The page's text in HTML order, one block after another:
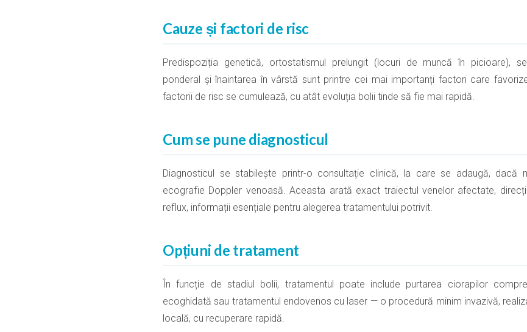
Cauze și factori de risc
Predispoziția genetică, ortostatismul prelungit (locuri de muncă în picioare),
ponderal și înaintarea în vârstă sunt printre cei mai importanți factori care
factorii de risc se cumulează, cu atât evoluția bolii tinde să fie mai rapidă.
Cum se pune diagnosticul
Diagnosticul se stabilește printr-o consultație clinică, la care se adaugă, dacă
ecografie Doppler venoasă. Aceasta arată exact traiectul venelor afectate,
reflux, informații esențiale pentru alegerea tratamentului potrivit.
Opțiuni de tratament
În funcție de stadiul bolii, tratamentul poate include purtarea ciorapilor
ecoghidată sau tratamentul endovenos cu laser — o procedură minim invazivă,
locală, cu recuperare rapidă.